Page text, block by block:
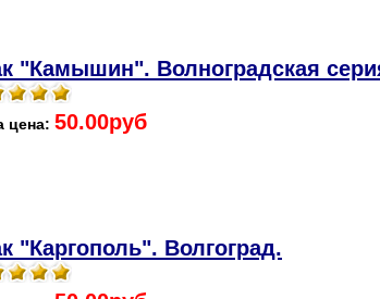
"Камышин". Волноградская
цена: 50.00руб
"Каргополь". Волгоград.